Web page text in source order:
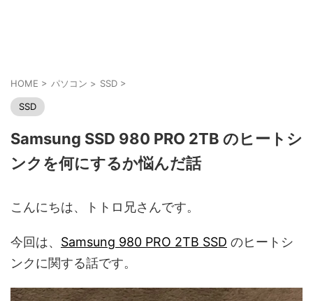
HOME > パソコン > SSD >
SSD
Samsung SSD 980 PRO 2TB のヒートシ
ンクを何にするか悩んだ話
こんにちは、トトロ兄さんです。
今回は、 Samsung 980 PRO 2TB SSD のヒートシ
ンクに関する話です。